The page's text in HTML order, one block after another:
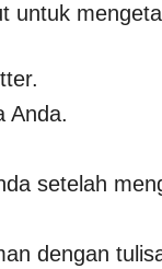
untuk
Anda.
setelah
dengan